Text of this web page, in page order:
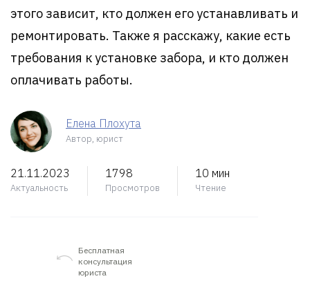
этого зависит, кто должен его устанавливать и
ремонтировать. Также я расскажу, какие есть
требования к установке забора, и кто должен
оплачивать работы.
Елена Плохута
Автор, юрист
21.11.2023
Актуальность
1798
Просмотров
10 мин
Чтение
Бесплатная
консультация
юриста